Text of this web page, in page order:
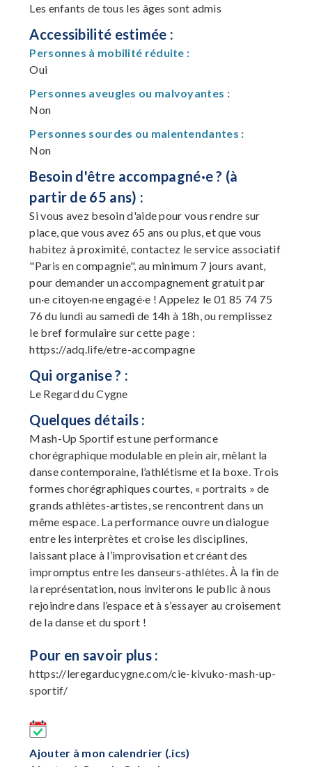
Les enfants de tous les âges sont admis
Accessibilité estimée :
Personnes à mobilité réduite :
Oui
Personnes aveugles ou malvoyantes :
Non
Personnes sourdes ou malentendantes :
Non
Besoin d'être accompagné·e ? (à
partir de 65 ans) :
Si vous avez besoin d'aide pour vous rendre sur
place, que vous avez 65 ans ou plus, et que vous
habitez à proximité, contactez le service associatif
"Paris en compagnie", au minimum 7 jours avant,
pour demander un accompagnement gratuit par
un·e citoyen·ne engagé·e ! Appelez le 01 85 74 75
76 du lundi au samedi de 14h à 18h, ou remplissez
le bref formulaire sur cette page :
https://adq.life/etre-accompagne
Qui organise ? :
Le Regard du Cygne
Quelques détails :
Mash-Up Sportif est une performance
chorégraphique modulable en plein air, mêlant la
danse contemporaine, l’athlétisme et la boxe. Trois
formes chorégraphiques courtes, « portraits » de
grands athlètes-artistes, se rencontrent dans un
même espace. La performance ouvre un dialogue
entre les interprètes et croise les disciplines,
laissant place à l’improvisation et créant des
impromptus entre les danseurs-athlètes. À la fin de
la représentation, nous inviterons le public à nous
rejoindre dans l’espace et à s’essayer au croisement
de la danse et du sport !
Pour en savoir plus :
https://leregarducygne.com/cie-kivuko-mash-up-
sportif/
Ajouter à mon calendrier (.ics)